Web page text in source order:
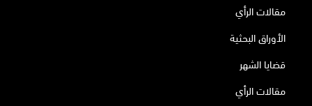
مقالات الرأي
الأوراق البحثية
قضايا الشهر
مقالات الرأي